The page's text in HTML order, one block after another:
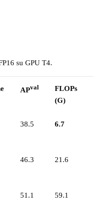
su GPU T4.
APval
FLOPs
(G)
38.5 6.7
46.3 21.6
51.1 59.1